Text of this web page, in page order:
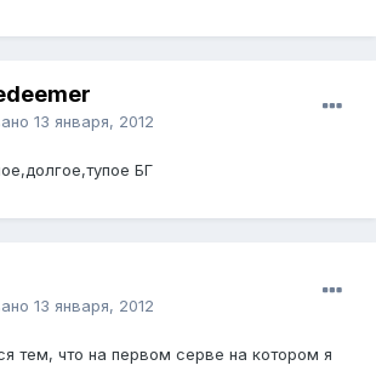
13 января, 2012
БГ
13 января, 2012
тем, что на первом серве на котором я